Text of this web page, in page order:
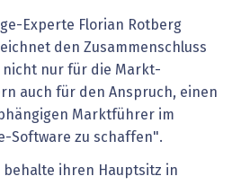
Experte Florian Rotberg
den Zusammenschluss
nur für die Markt-
auch für den Anspruch, einen
Marktführer im
Software zu schaffen".
behalte ihren Hauptsitz in